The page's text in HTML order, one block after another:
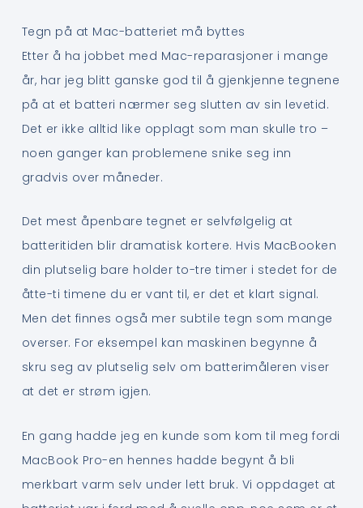
Tegn på at Mac-batteriet må byttes
Etter å ha jobbet med Mac-reparasjoner i mange
år, har jeg blitt ganske god til å gjenkjenne tegnene
på at et batteri nærmer seg slutten av sin levetid.
Det er ikke alltid like opplagt som man skulle tro –
noen ganger kan problemene snike seg inn
gradvis over måneder.
Det mest åpenbare tegnet er selvfølgelig at
batteritiden blir dramatisk kortere. Hvis MacBooken
din plutselig bare holder to-tre timer i stedet for de
åtte-ti timene du er vant til, er det et klart signal.
Men det finnes også mer subtile tegn som mange
overser. For eksempel kan maskinen begynne å
skru seg av plutselig selv om batterimåleren viser
at det er strøm igjen.
En gang hadde jeg en kunde som kom til meg fordi
MacBook Pro-en hennes hadde begynt å bli
merkbart varm selv under lett bruk. Vi oppdaget at